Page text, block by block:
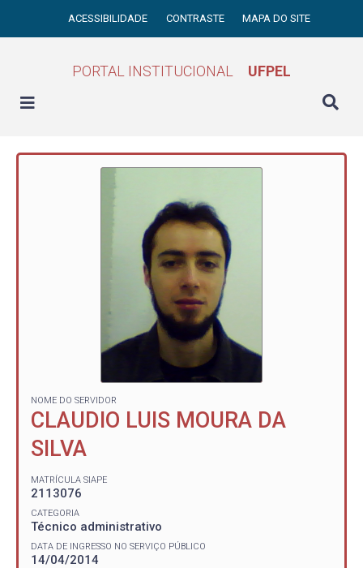
ACESSIBILIDADE CONTRASTE MAPA DO SITE
PORTAL INSTITUCIONAL UFPEL
NOME DO SERVIDOR
CLAUDIO LUIS MOURA DA
SILVA
MATRÍCULA SIAPE
2113076
CATEGORIA
Técnico administrativo
DATA DE INGRESSO NO SERVIÇO PÚBLICO
14/04/2014